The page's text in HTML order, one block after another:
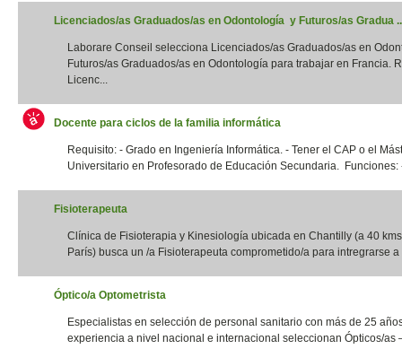
Licenciados/as Graduados/as en Odontología y Futuros/as Gradua
Laborare Conseil selecciona Licenciados/as Graduados/as en
Futuros/as Graduados/as en Odontología para trabajar en Francia.
Licenc...
Docente para ciclos de la familia informática
Requisito: - Grado en Ingeniería Informática. - Tener el CAP o el
Universitario en Profesorado de Educación Secundaria. Funciones:
Fisioterapeuta
Clínica de Fisioterapia y Kinesiología ubicada en Chantilly (a 40
París) busca un /a Fisioterapeuta comprometido/a para intregrarse a
Óptico/a Optometrista
Especialistas en selección de personal sanitario con más de 25
experiencia a nivel nacional e internacional seleccionan Ópticos/as